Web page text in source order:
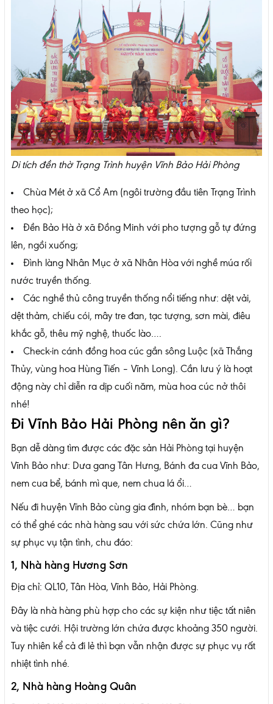
Di tích đền thờ Trạng Trình huyện Vĩnh Bảo Hải Phòng
Chùa Mét ở xã Cổ Am (ngôi trường đầu tiên Trạng Trình
theo học);
Đền Bảo Hà ở xã Đồng Minh với pho tượng gỗ tự đứng
lên, ngồi xuống;
Đình làng Nhân Mục ở xã Nhân Hòa với nghề múa rối
nước truyền thống.
Các nghề thủ công truyền thống nổi tiếng như: dệt vải,
dệt thảm, chiếu cói, mây tre đan, tạc tượng, sơn mài, điêu
khắc gỗ, thêu mỹ nghệ, thuốc lào….
Check-in cánh đồng hoa cúc gần sông Luộc (xã Thắng
Thủy, vùng hoa Hùng Tiến – Vĩnh Long). Cần lưu ý là hoạt
động này chỉ diễn ra dịp cuối năm, mùa hoa cúc nở thôi
nhé!
Đi Vĩnh Bảo Hải Phòng nên ăn gì?
Bạn dễ dàng tìm được các đặc sản Hải Phòng tại huyện
Vĩnh Bảo như: Dưa gang Tân Hưng, Bánh đa cua Vĩnh Bảo,
nem cua bể, bánh mì que, nem chua lá ổi…
Nếu đi huyện Vĩnh Bảo cùng gia đình, nhóm bạn bè… bạn
có thể ghé các nhà hàng sau với sức chứa lớn. Cũng như
sự phục vụ tận tình, chu đáo:
1, Nhà hàng Hương Sơn
Địa chỉ: QL10, Tân Hòa, Vĩnh Bảo, Hải Phòng.
Đây là nhà hàng phù hợp cho các sự kiện như tiệc tất niên
và tiệc cưới. Hội trường lớn chứa được khoảng 350 người.
Tuy nhiên kể cả đi lẻ thì bạn vẫn nhận được sự phục vụ rất
nhiệt tình nhé.
2, Nhà hàng Hoàng Quân